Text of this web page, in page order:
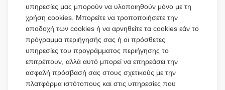
υπηρεσίες μας μπορούν να υλοποιηθούν μόνο με τη
χρήση cookies. Μπορείτε να τροποποιήσετε την
αποδοχή των cookies ή να αρνηθείτε τα cookies εάν το
πρόγραμμα περιήγησής σας ή οι πρόσθετες
υπηρεσίες του προγράμματος περιήγησης το
επιτρέπουν, αλλά αυτό μπορεί να επηρεάσει την
ασφαλή πρόσβασή σας στους σχετικούς με την
πλατφόρμα ιστότοπους και στις υπηρεσίες που